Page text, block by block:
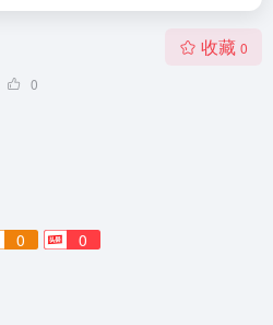
0
收藏 0
0 0